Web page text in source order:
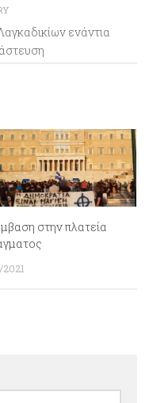
ενάντια
στην πλατεία